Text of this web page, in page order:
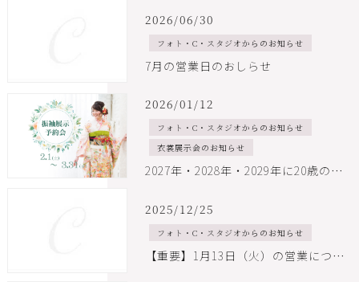
2026/06/30
フォト・C・スタジオからのお知らせ
7月の営業日のおしらせ
2026/01/12
フォト・C・スタジオからのお知らせ
衣裳展示会のお知らせ
2027年・2028年・2029年に20歳の集い(旧成人式)にご参加予定のお嬢様・ご家族様へ。振袖 衣裳予約・相談展示会 開催のお知らせ
2025/12/25
フォト・C・スタジオからのお知らせ
【重要】1月13日（火）の営業について